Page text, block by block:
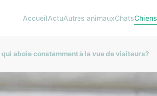
AccueilActuAutres animauxChatsChiens
aboie constamment à la vue de visiteurs?